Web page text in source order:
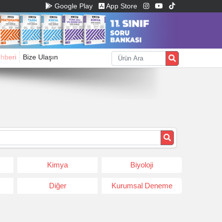
Google Play App Store
Bize Ulaşın
Kimya Biyoloji
Diğer Kurumsal Deneme